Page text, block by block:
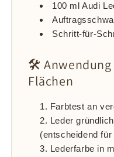
100 ml Audi
Schritt-für-
🛠 Anwendung
Flächen
Farbtest an
Leder
(entscheidend
Lederfarbe in